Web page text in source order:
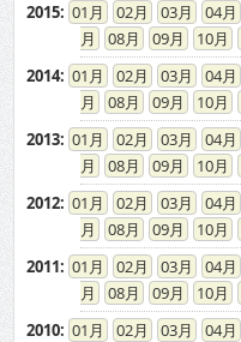
2015: 01 02 03 04
08
09 10
2014: 01 02 03 04
08
09 10
2013: 01 02 03 04
08
09 10
2012: 01 02 03 04
08
09 10
2011: 01 02 03 04
08
09 10
2010: 01 02 03 04